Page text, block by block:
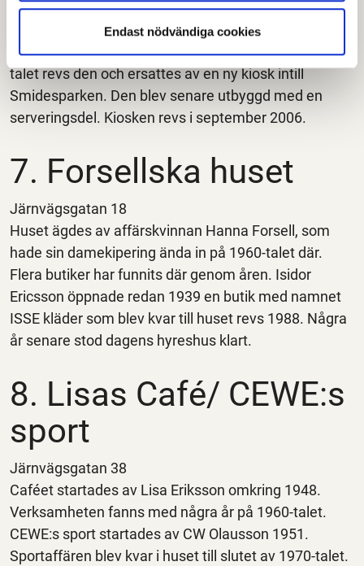
Endast nödvändiga cookies
Smidesparken
Från början låg kiosken i hörnet Smidesgatan -
Järnvägsgatan, där Coop finns idag. I början av 1970-
talet revs den och ersattes av en ny kiosk intill
Smidesparken. Den blev senare utbyggd med en
serveringsdel. Kiosken revs i september 2006.
7. Forsellska huset
Järnvägsgatan 18
Huset ägdes av affärskvinnan Hanna Forsell, som
hade sin damekipering ända in på 1960-talet där.
Flera butiker har funnits där genom åren. Isidor
Ericsson öppnade redan 1939 en butik med namnet
ISSE kläder som blev kvar till huset revs 1988. Några
år senare stod dagens hyreshus klart.
8. Lisas Café/ CEWE:s
sport
Järnvägsgatan 38
Caféet startades av Lisa Eriksson omkring 1948.
Verksamheten fanns med några år på 1960-talet.
CEWE:s sport startades av CW Olausson 1951.
Sportaffären blev kvar i huset till slutet av 1970-talet.